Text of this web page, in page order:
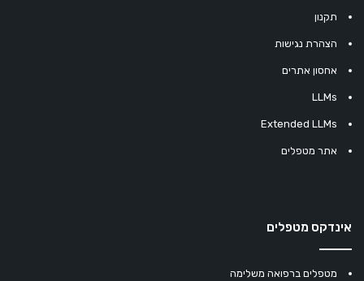
תקנון
הצהרת נגישות
אחסון אתרים
LLMs
Extended LLMs
אתר מטפלים
אינדקס מטפלים
מטפלים ברפואה משלימה